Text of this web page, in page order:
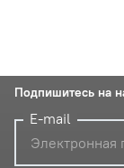
Подпишитесь на
E-mail